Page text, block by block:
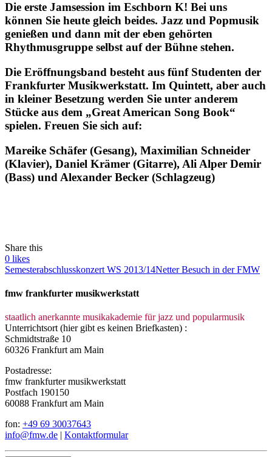
Die erste Jamsession im Eschborn K! Bei uns
können Sie heute gleich beides. Jazz und Popmusik
genießen und dann mit der eben gehörten
Rhythmusgruppe selbst auf der Bühne stehen.
Die Eröffnungsband besteht aus fünf Studenten der
Frankfurter Musikwerkstatt. Im Quintett, aber auch
in kleiner Besetzung werden Sie unter anderem
Stücke aus dem „Great American Song Book“
spielen. Freuen Sie sich auf:
Mareike Schäfer (Gesang), Maximilian Schneider
(Klavier), Daniel Krämer (Gitarre), Ali Alper Demir
(Bass) und Alexander Becker (Schlagzeug)
Share this
0 likes
Semesterabschlusskonzert WS 2013/14Netter Besuch in der FMW
fmw frankfurter musikwerkstatt
staatlich anerkannte musikakademie für jazz und popularmusik
Unterrichtsort (hier gibt es keinen Briefkasten) :
Schmidtstraße 10
60326 Frankfurt am Main
Postadresse:
fmw frankfurter musikwerkstatt
Postfach 190150
60088 Frankfurt am Main
fon: +49 69 30037643
info@fmw.de | Kontaktformular